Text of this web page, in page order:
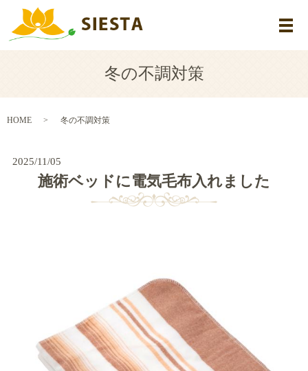
メ
冬の不調対策
HOME 冬の不調対策
2025/11/05
施術ベッドに電気毛布入れました